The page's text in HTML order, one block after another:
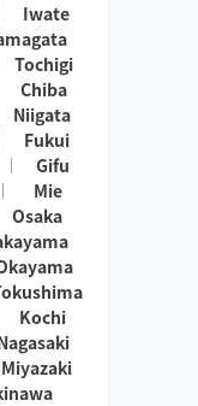
Iwate
Tochigi
Chiba
Niigata
Fukui
Gifu
Mie
Osaka
Kochi
Miyazaki